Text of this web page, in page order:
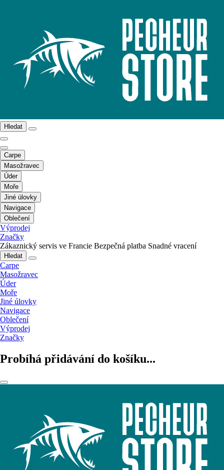
Hledat
Carpe
Masožravec
Úder
Moře
Jiné úlovky
Navigace
Oblečení
Výprodej
Značky
Zákaznický servis ve Francie Bezpečná platba Snadné vracení
Hledat
Carpe
Masožravec
Úder
Moře
Jiné úlovky
Navigace
Oblečení
Výprodej
Značky
Probíhá přidávání do košíku...